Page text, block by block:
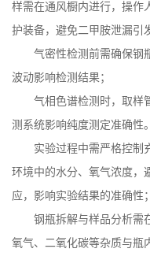
样需在通风橱内进行，操作
护装备，避免二甲胺泄漏引
气密性检测前需确保钢
波动影响检测结果；
气相色谱检测时，取样
测系统影响纯度测定准确性
实验过程中需严格控制
环境中的水分、氧气浓度，
应，影响实验结果的准确性；
钢瓶拆解与样品分析需
氧气、二氧化碳等杂质与瓶